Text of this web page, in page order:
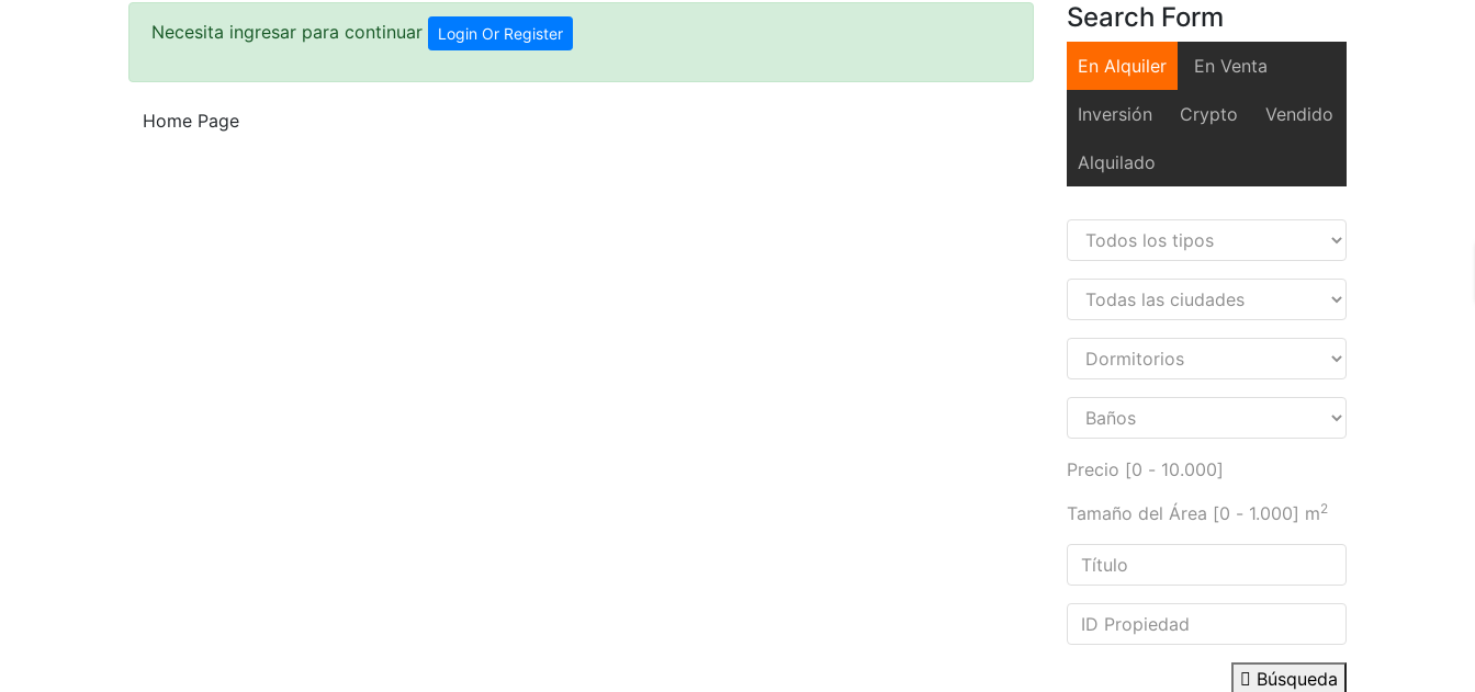
Necesita ingresar para continuar Login Or Register
Home Page
Search Form
En Alquiler En Venta
Inversión Crypto Vendido
Alquilado
Precio [0 - 10.000]
Tamaño del Área [0 - 1.000] m2
Búsqueda